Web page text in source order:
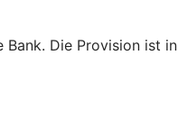
Die Provision ist